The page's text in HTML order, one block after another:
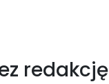
redakcję